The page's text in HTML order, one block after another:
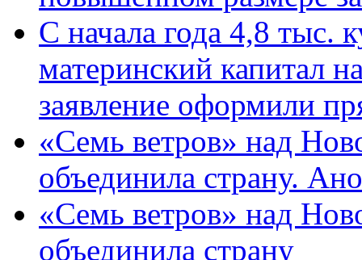
С начала года 4,8 тыс.
материнский капитал
заявление оформили
«Семь ветров» над
объединила страну.
«Семь ветров» над
объединила страну